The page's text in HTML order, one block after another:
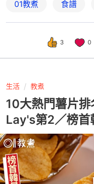
01教煮 食譜
3 0
生活 教煮
10大熱門薯片
Lay's第2／榜首